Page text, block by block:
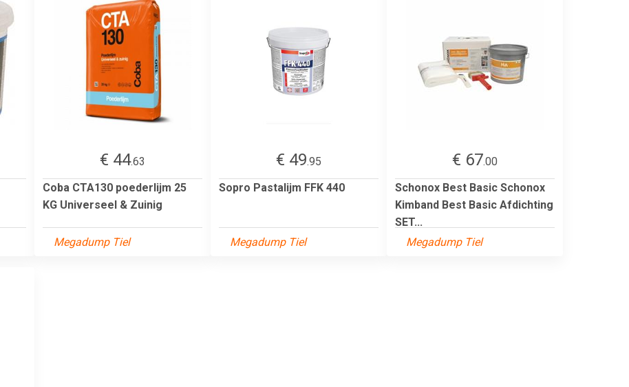
€ 44.63
Coba CTA130 poederlijm 25
KG Universeel & Zuinig
Megadump Tiel
€ 49.95
Sopro Pastalijm FFK 440
Megadump Tiel
€ 67.00
Schonox Best Basic Schonox
Kimband Best Basic Afdichting
SET...
Megadump Tiel